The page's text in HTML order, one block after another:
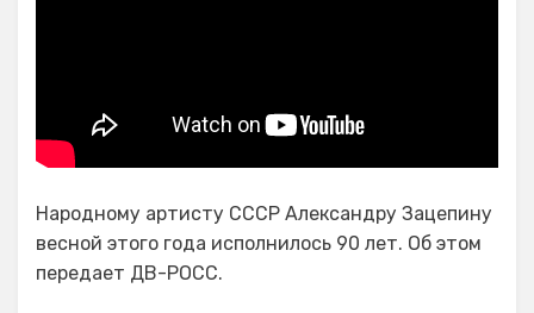
Народному артисту СССР Александру Зацепину
весной этого года исполнилось 90 лет. Об этом
передает ДВ-РОСС.